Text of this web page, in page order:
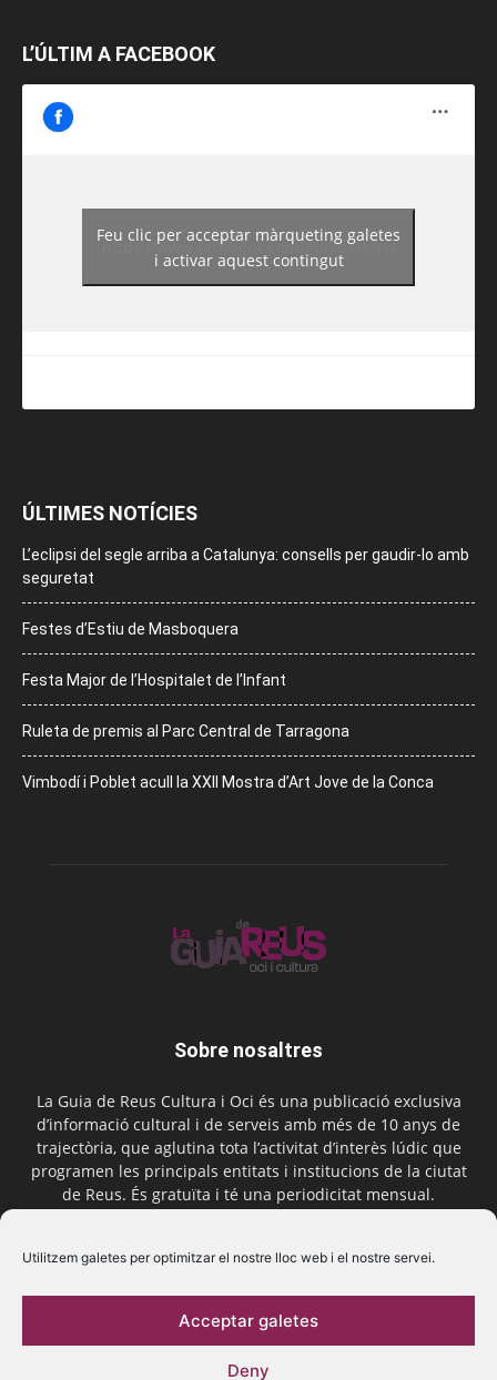
Utilitzem galetes per optimitzar el nostre lloc web i el nostre servei.
Acceptar galetes
Deny
L’ÚLTIM A FACEBOOK
https://www.facebook.com/guiadereus/
Feu clic per acceptar màrqueting galetes
i activar aquest contingut
ÚLTIMES NOTÍCIES
L’eclipsi del segle arriba a Catalunya: consells per gaudir-lo amb
seguretat
Festes d’Estiu de Masboquera
Festa Major de l’Hospitalet de l’Infant
Ruleta de premis al Parc Central de Tarragona
Vimbodí i Poblet acull la XXII Mostra d’Art Jove de la Conca
Sobre nosaltres
La Guia de Reus Cultura i Oci és una publicació exclusiva
d’informació cultural i de serveis amb més de 10 anys de
trajectòria, que aglutina tota l’activitat d’interès lúdic que
programen les principals entitats i institucions de la ciutat
de Reus. És gratuïta i té una periodicitat mensual.
Segueix-nos